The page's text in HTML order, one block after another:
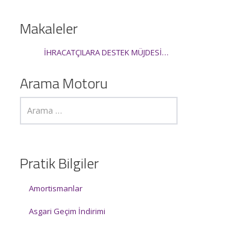
Makaleler
İHRACATÇILARA DESTEK MÜJDESİ…
Arama Motoru
Pratik Bilgiler
Amortismanlar
Asgari Geçim İndirimi